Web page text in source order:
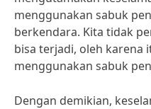
menggunakan sabuk
berkendara. Kita tidak
bisa terjadi, oleh karena
menggunakan sabuk
Dengan demikian,